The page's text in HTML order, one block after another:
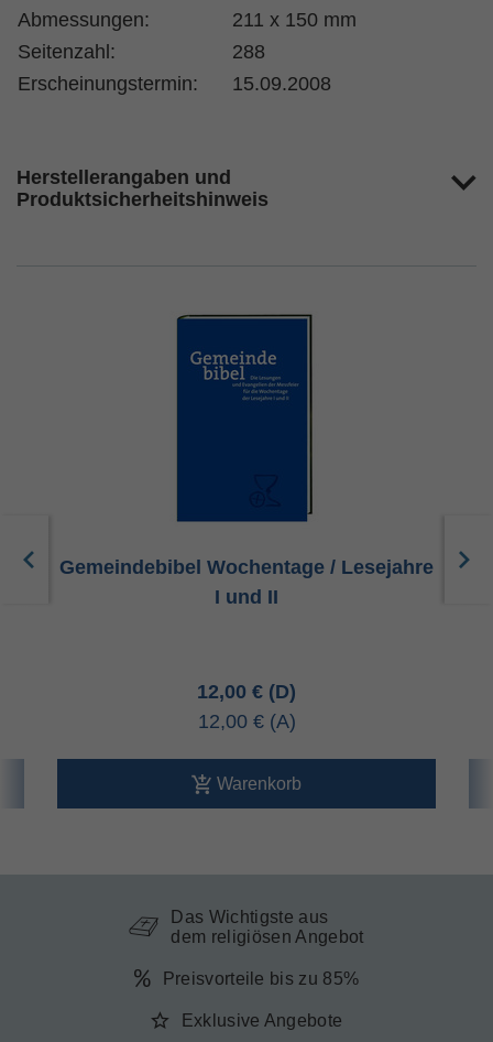
Abmessungen:
211 x 150 mm
Seitenzahl:
288
Erscheinungstermin:
15.09.2008
Herstellerangaben und
Produktsicherheitshinweis
Gemeindebibel Wochentage / Lesejahre
I und II
12,00 €
12,00 €
Warenkorb
Das Wichtigste aus
dem religiösen Angebot
Preisvorteile bis zu 85%
Exklusive Angebote